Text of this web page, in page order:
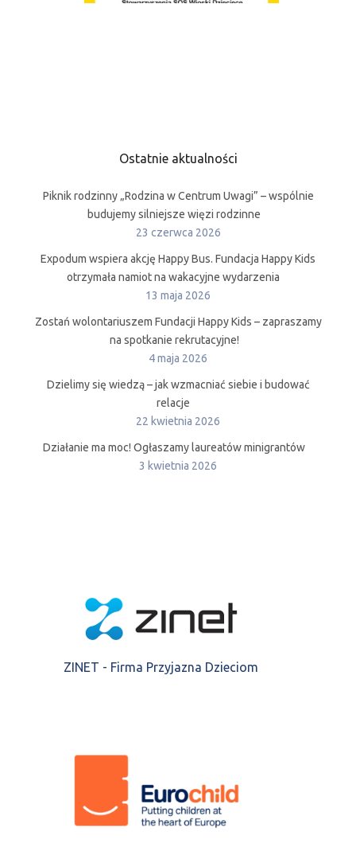
Ostatnie aktualności
Piknik rodzinny „Rodzina w Centrum Uwagi” – wspólnie
budujemy silniejsze więzi rodzinne
23 czerwca 2026
Expodum wspiera akcję Happy Bus. Fundacja Happy Kids
otrzymała namiot na wakacyjne wydarzenia
13 maja 2026
Zostań wolontariuszem Fundacji Happy Kids – zapraszamy
na spotkanie rekrutacyjne!
4 maja 2026
Dzielimy się wiedzą – jak wzmacniać siebie i budować
relacje
22 kwietnia 2026
Działanie ma moc! Ogłaszamy laureatów minigrantów
3 kwietnia 2026
ZINET - Firma Przyjazna Dzieciom